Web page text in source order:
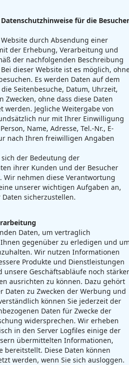
für die Besucher
durch Absendung einer
der Erhebung, Verarbeitung und
der nachfolgenden Beschreibung
dieser Website ist es möglich,
Es werden Daten auf dem
Seitenbesuche, Datum, Uhrzeit,
Zwecken, ohne dass diese Daten
werden. Jegliche Weitergabe von
nur mit Ihrer Einwilligung
Name, Adresse, Tel.-Nr., E-
nach Ihren freiwilligen Angaben
sich der Bedeutung der
ihrer Kunden und der Besucher
Wir nehmen diese Verantwortung
unserer wichtigen Aufgaben an,
sicherzustellen.
Daten, um vertraglich
gegenüber zu erledigen und
Wir nutzen Informationen
Produkte und Dienstleistungen
unsere Geschäftsabläufe noch stärker
ausrichten zu können. Dazu gehört
Daten zu Zwecken der Werbung und
können Sie jederzeit der
Daten für Zwecke der
widersprechen. Wir erheben
in den Server Logfiles einige der
übermittelten Informationen,
bereitstellt. Diese Daten können
werden, wenn Sie sich ausloggen.